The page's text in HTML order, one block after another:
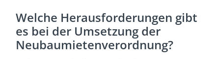
Welche Herausforderungen gibt
es bei der Umsetzung der
Neubaumietenverordnung?